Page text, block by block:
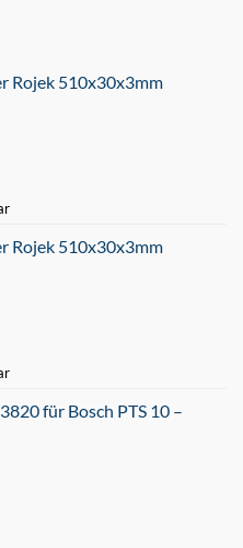
Rojek 510x30x3mm
Rojek 510x30x3mm
für Bosch PTS 10 –